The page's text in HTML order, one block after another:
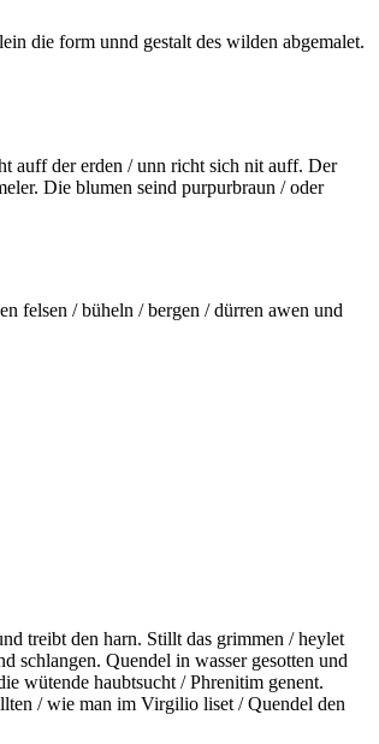
die form unnd gestalt des wilden abgemalet.
auff der erden / unn richt sich nit auff. Der
Die blumen seind purpurbraun / oder
felsen /büheln / bergen / dürren awen und
treibt den harn. Stillt das grimmen / heylet
schlangen. Quendel in wasser gesotten und
wütende haubtsucht /Phrenitim genent.
/ wie man im Virgilio liset / Quendel den